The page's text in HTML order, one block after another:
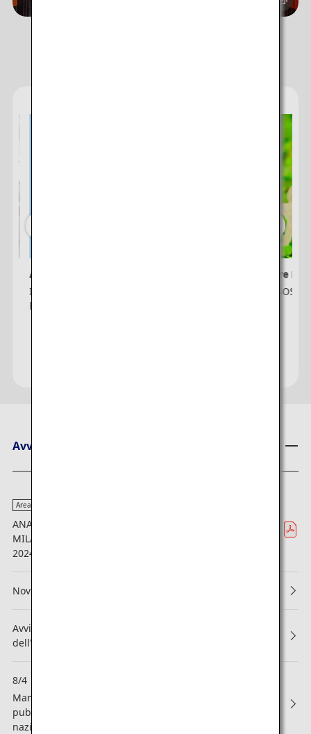
ANA e-Newsletter
Iscriviti alla newsletter ANA per ricevere
le ultime offerte e promozioni.
ANA Future
ANA x LA
Avvisi ANA
Area
ANA (ALL NIPPON AIRWAYS) LANCIA IL VOLO DIRETTO
MILANO MALPENSA - TOKYO HANEDA DAL 3 DICEMBRE
2024
Novità su prenotazioni e regole di imbarco
Avviso sulla revisione dei Termini e delle condizioni
dell'ANA Mileage Club
8/4
Manutenzione programmata in concomitanza con la
pubblicazione dell'orario dei voli invernali 2026 (voli
nazionali in Giappone)